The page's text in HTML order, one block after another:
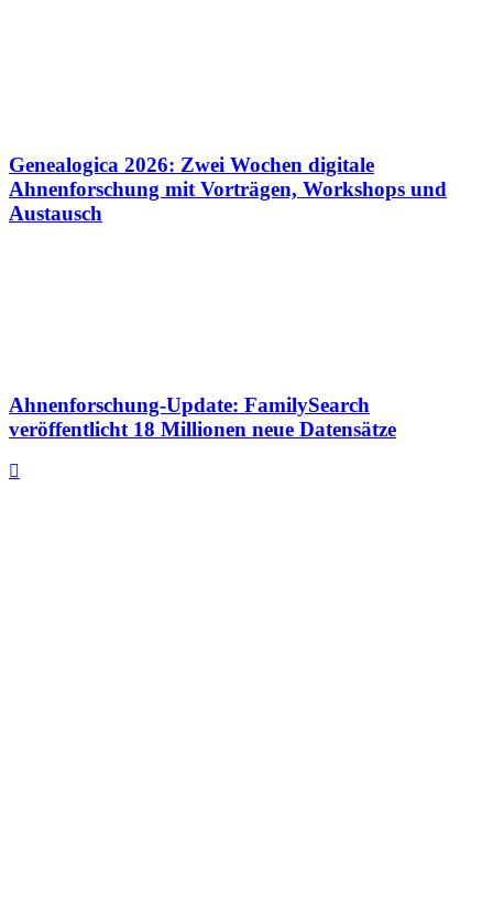
Genealogica 2026: Zwei Wochen digitale
Ahnenforschung mit Vorträgen, Workshops und
Austausch
Ahnenforschung-Update: FamilySearch
veröffentlicht 18 Millionen neue Datensätze